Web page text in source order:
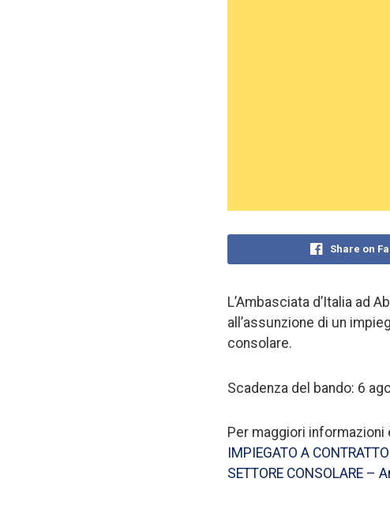
Share on
L’Ambasciata d’Italia ad
all’assunzione di un
consolare.
Scadenza del bando: 6
Per maggiori
IMPIEGATO A
SETTORE CONSOLARE –